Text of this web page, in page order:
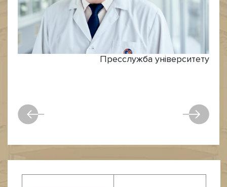
Пресслужба університету